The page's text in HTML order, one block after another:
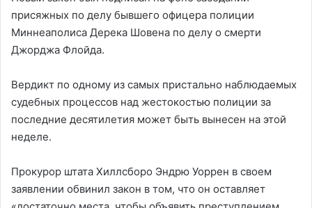
присяжных по делу бывшего офицера полиции
Миннеаполиса Дерека Шовена по делу о смерти
Джорджа Флойда.
Вердикт по одному из самых пристально наблюдаемых
судебных процессов над жестокостью полиции за
последние десятилетия может быть вынесен на этой
неделе.
Прокурор штата Хиллсборо Эндрю Уоррен в своем
заявлении обвинил закон в том, что он оставляет